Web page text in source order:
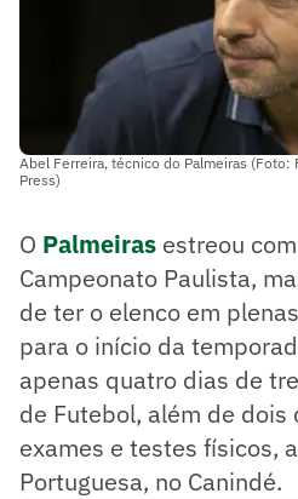
Abel Ferreira, técnico do Palmeiras
Press)
O Palmeiras estreou
Campeonato Paulista,
de ter o elenco em
para o início da
apenas quatro dias de
de Futebol, além de
exames e testes físicos,
Portuguesa, no Canindé.